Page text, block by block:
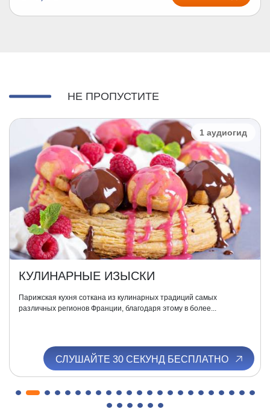
НЕ ПРОПУСТИТЕ
1 аудиогид
КУЛИНАРНЫЕ ИЗЫСКИ
Парижская кухня соткана из кулинарных традиций самых
различных регионов Франции, благодаря этому в более...
СЛУШАЙТЕ 30 СЕКУНД БЕСПЛАТНО